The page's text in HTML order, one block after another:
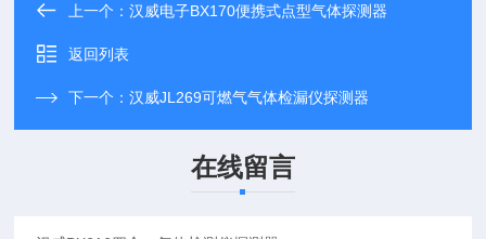
上一个：汉威电子BX170便携式点型气体探测器
返回列表
下一个：汉威JL269可燃气气体检漏仪探测器
在线留言